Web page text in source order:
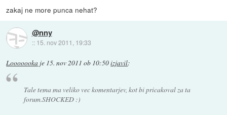
zakaj ne more punca nehat?
@nny
:: 15. nov 2011, 19:33
Looooooka je 15. nov 2011 ob 10:50izjavil:
Tale tema ma veliko vec komentarjev, kot bi pricakoval za ta
forum.SHOCKED :)